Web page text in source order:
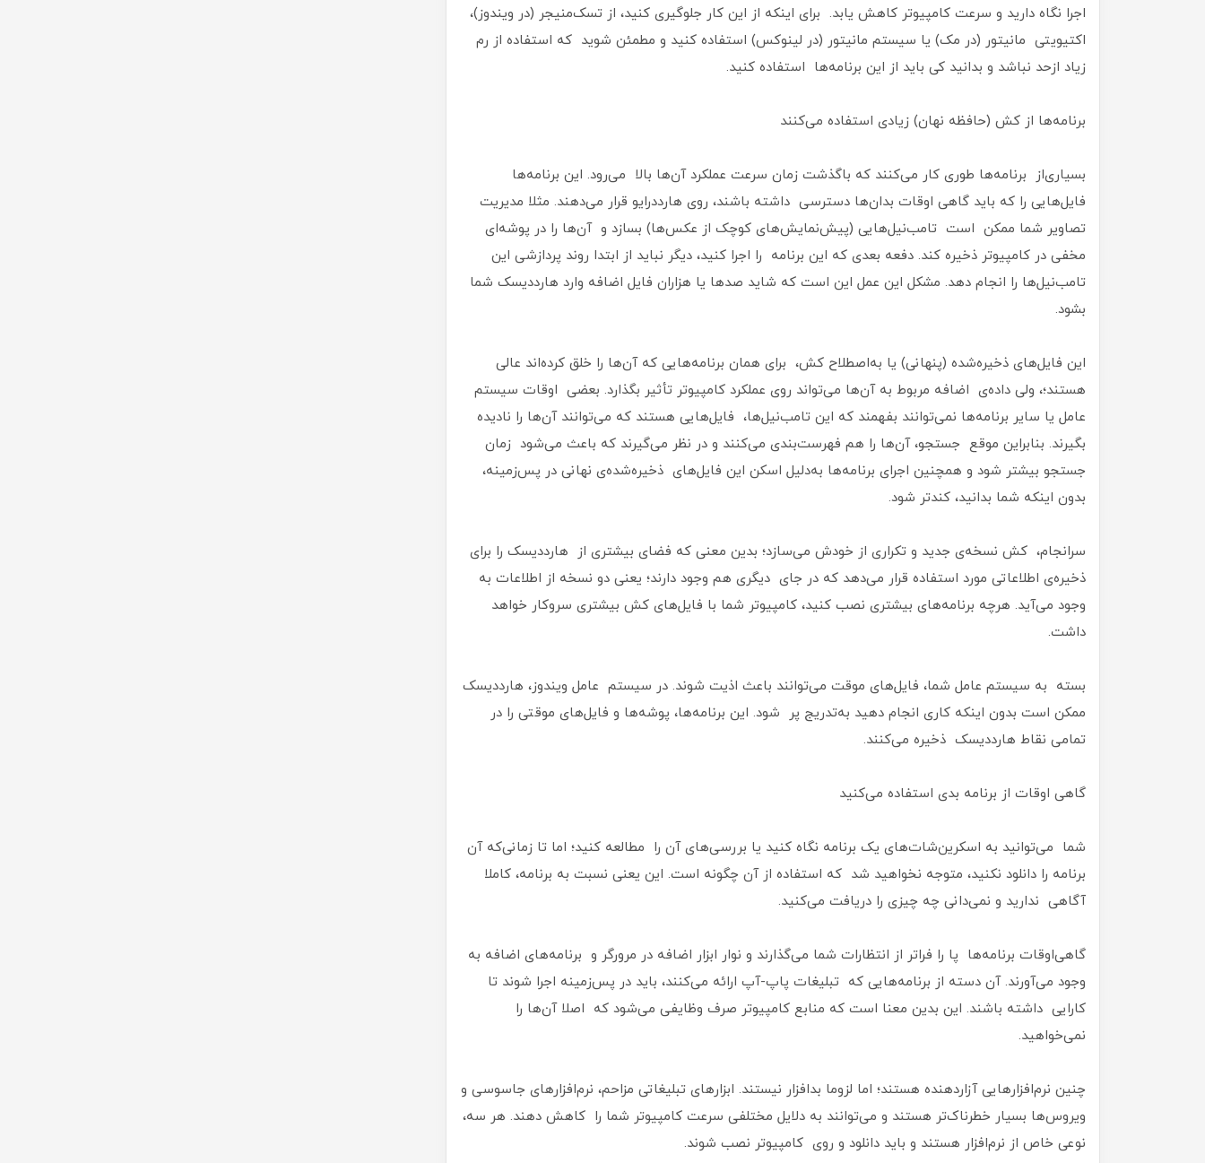
اجرا نگاه دارید و سرعت کامپیوتر کاهش یابد. برای اینکه از این کار جلوگیری کنید، از تسک‌منیجر (در ویندوز)،
اکتیویتی مانیتور (در مک) یا سیستم مانیتور (در لینوکس) استفاده کنید و مطمئن شوید که استفاده‌ از رم
زیاد ازحد نباشد و بدانید کی باید از این برنامه‌ها استفاده کنید.
برنامه‌ها از کش (حافظه نهان) زیادی استفاده می‌کنند
بسیاری‌از برنامه‌ها طوری کار می‌کنند که باگذشت زمان سرعت عملکرد آن‌ها بالا می‌رود. این برنامه‌ها
فایل‌هایی را که باید گاهی‌ اوقات بدان‌ها دسترسی داشته باشند، روی هارددرایو قرار می‌دهند. مثلا مدیریت
تصاویر شما ممکن است تامب‌نیل‌هایی (پیش‌نمایش‌های کوچک از عکس‌ها) بسازد و آن‌ها را در پوشه‌ای
مخفی در کامپیوتر ذخیره کند. دفعه بعدی که این برنامه را اجرا کنید، دیگر نباید از ابتدا روند پردازشی این
تامب‌نیل‌ها را انجام دهد. مشکل این عمل این است که شاید صدها یا هزاران فایل اضافه وارد هارددیسک شما
بشود.
این فایل‌های ذخیره‌شده (پنهانی) یا به‌اصطلاح کش، برای همان برنامه‌هایی که آن‌ها را خلق کرده‌اند عالی
هستند؛، ولی داده‌ی اضافه مربوط‌ به آن‌ها می‌تواند روی عملکرد کامپیوتر تأثیر بگذارد. بعضی‌ اوقات سیستم
عامل یا سایر برنامه‌ها نمی‌توانند بفهمند که این تامب‌نیل‌ها، فایل‌هایی هستند که می‌توانند آن‌ها را نادیده
بگیرند. بنابراین موقع جستجو، آن‌ها را هم فهرست‌بندی می‌کنند و در نظر می‌گیرند که باعث می‌شود زمان
جستجو بیشتر شود و همچنین اجرای برنامه‌ها به‌دلیل اسکن این فایل‌های ذخیره‌شده‌ی نهانی در پس‌زمینه،
بدون اینکه شما بدانید، کندتر شود.
سرانجام، کش نسخه‌ی جدید و تکراری از خودش می‌سازد؛ بدین معنی که فضای بیشتری از هارددیسک را برای
ذخیره‌ی اطلاعاتی مورد استفاده قرار می‌دهد که در جای دیگری هم وجود دارند؛ یعنی دو نسخه از اطلاعات به‌
وجود می‌آید. هرچه برنامه‌های بیشتری نصب کنید، کامپیوتر شما با فایل‌های کش بیشتری سروکار خواهد
داشت.
بسته‌ به سیستم‌ عامل شما، فایل‌های موقت می‌توانند باعث اذیت شوند. در سیستم عامل ویندوز، هارددیسک
ممکن است بدون اینکه کاری انجام دهید به‌تدریج پر شود. این برنامه‌ها، پوشه‌ها و فایل‌های موقتی را در
تمامی نقاط هارددیسک ذخیره می‌کنند.
گاهی‌ اوقات از برنامه بدی استفاده می‌کنید
شما می‌توانید به اسکرین‌شات‌های یک برنامه نگاه کنید یا بررسی‌های آن را مطالعه کنید؛ اما تا زمانی‌که آن
برنامه را دانلود نکنید، متوجه نخواهید شد که استفاده‌ از آن چگونه است. این یعنی نسبت‌ به برنامه، کاملا
آگاهی ندارید و نمی‌دانی چه‌ چیزی را دریافت می‌کنید.
گاهی‌اوقات برنامه‌ها پا را فراتر از انتظارات شما می‌گذارند و نوار ابزار اضافه در مرورگر و برنامه‌های اضافه به‌
وجود می‌آورند. آن دسته‌ از برنامه‌هایی که تبلیغات پاپ‌-آپ ارائه می‌کنند، باید در پس‌زمینه اجرا شوند تا
کارایی داشته باشند. این بدین معنا است که منابع کامپیوتر صرف وظایفی می‌شود که اصلا آن‌ها را
نمی‌خواهید.
چنین نرم‌افزارهایی آزاردهنده هستند؛ اما لزوما بدافزار نیستند. ابزارهای تبلیغاتی مزاحم، نرم‌افزارهای جاسوسی و
ویروس‌ها بسیار خطرناک‌تر هستند و می‌توانند به‌ دلایل مختلفی سرعت کامپیوتر شما را کاهش دهند. هر سه،
نوعی خاص از نرم‌افزار هستند و باید دانلود و روی کامپیوتر نصب شوند.